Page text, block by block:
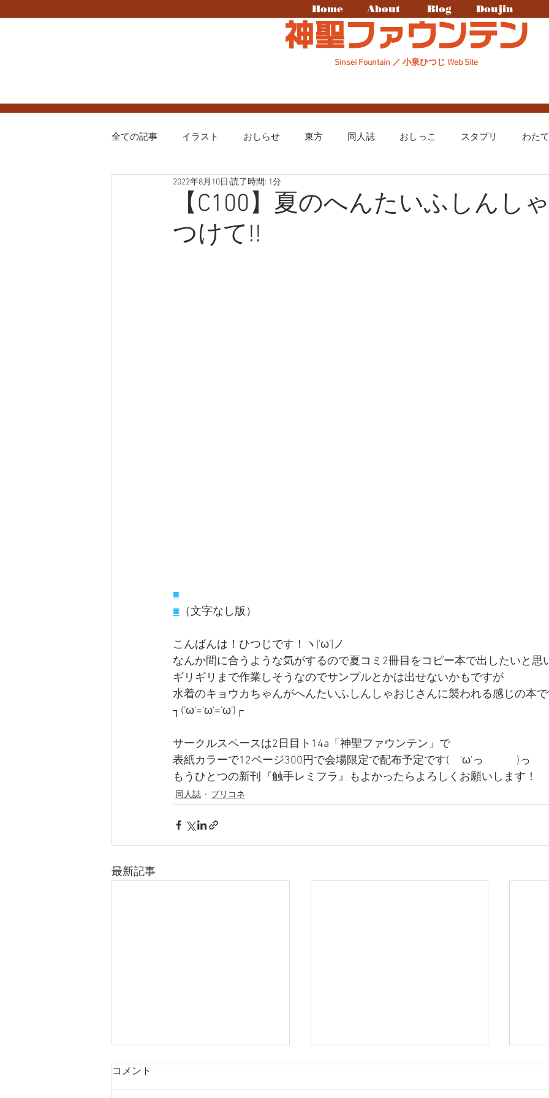
Home About Blog Doujin
神聖ファウンテン
Sinsei Fountain ／ 小泉ひつじ Web Site
全ての記事 イラスト おしらせ 東方 同人誌 おしっこ スタプリ わた
プリキュア まちカドまぞく
【C100】夏のへんたいふしんし
つけて!!
2022年8月10日 読了時間: 1分
■
■ （文字なし版）
こんばんは！ひつじです！ヽ|'ω'|ノ
なんか間に合うような気がするので夏コミ2冊目をコピー本で出したいと思
ギリギリまで作業しそうなのでサンプルとかは出せないかもですが
水着のキョウカちゃんがへんたいふしんしゃおじさんに襲われる感じの本で
┐('ω'='ω'='ω')┌
サークルスペースは2日目ト14a「神聖ファウンテン」で
表紙カラーで12ページ300円で会場限定で配布予定です(　'ω'っ　　　)っ
もうひとつの新刊『触手レミフラ』もよかったらよろしくお願いします！
同人誌 プリコネ
最新記事
コメント